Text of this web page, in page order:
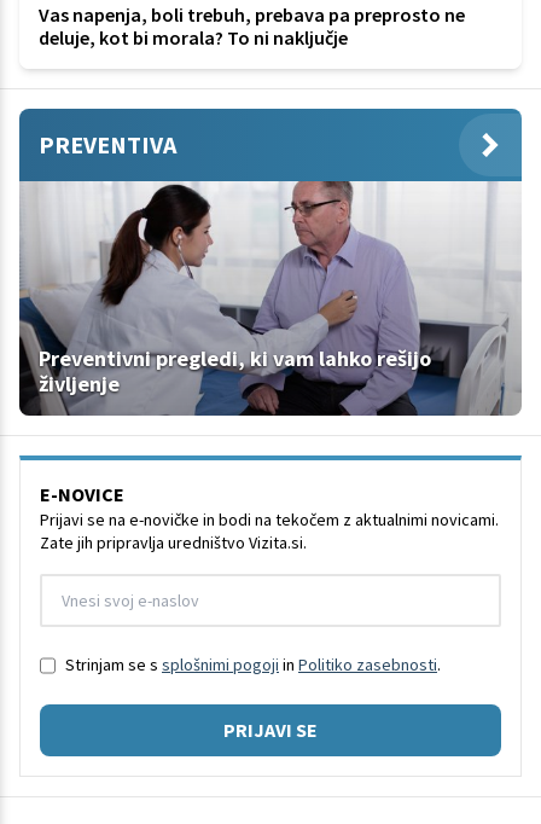
Vas napenja, boli trebuh, prebava pa preprosto ne
deluje, kot bi morala? To ni naključje
PREVENTIVA
Preventivni pregledi, ki vam lahko rešijo
življenje
E-NOVICE
Prijavi se na e-novičke in bodi na tekočem z aktualnimi novicami.
Zate jih pripravlja uredništvo Vizita.si.
Strinjam se s splošnimi pogoji in Politiko zasebnosti.
PRIJAVI SE